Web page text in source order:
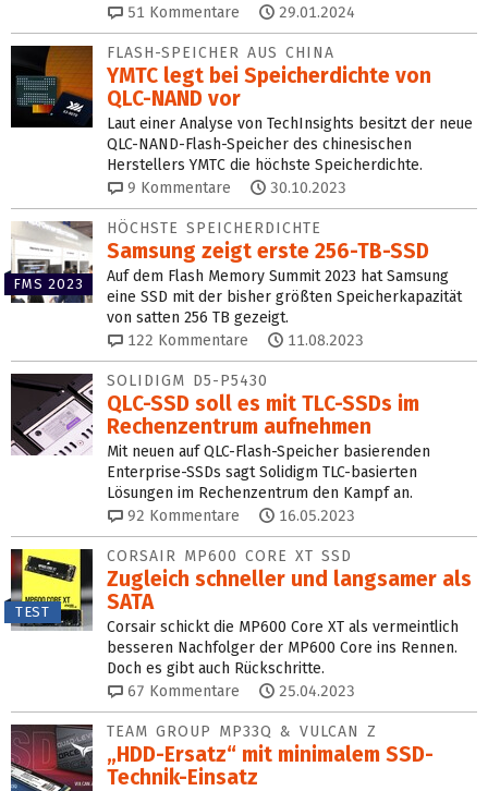
51 Kommentare 29.01.2024
FLASH-SPEICHER AUS CHINA
YMTC legt bei Speicherdichte von
QLC-NAND vor
Laut einer Analyse von TechInsights besitzt der neue
QLC-NAND-Flash-Speicher des chinesischen
Herstellers YMTC die höchste Speicherdichte.
9 Kommentare 30.10.2023
FMS 2023
HÖCHSTE SPEICHERDICHTE
Samsung zeigt erste 256-TB-SSD
Auf dem Flash Memory Summit 2023 hat Samsung
eine SSD mit der bisher größten Speicherkapazität
von satten 256 TB gezeigt.
122 Kommentare 11.08.2023
SOLIDIGM D5-P5430
QLC-SSD soll es mit TLC-SSDs im
Rechenzentrum aufnehmen
Mit neuen auf QLC-Flash-Speicher basierenden
Enterprise-SSDs sagt Solidigm TLC-basierten
Lösungen im Rechenzentrum den Kampf an.
92 Kommentare 16.05.2023
TEST
CORSAIR MP600 CORE XT SSD
Zugleich schneller und langsamer als
SATA
Corsair schickt die MP600 Core XT als vermeintlich
besseren Nachfolger der MP600 Core ins Rennen.
Doch es gibt auch Rückschritte.
67 Kommentare 25.04.2023
TEAM GROUP MP33Q & VULCAN Z
„HDD-Ersatz“ mit minimalem SSD-
Technik-Einsatz